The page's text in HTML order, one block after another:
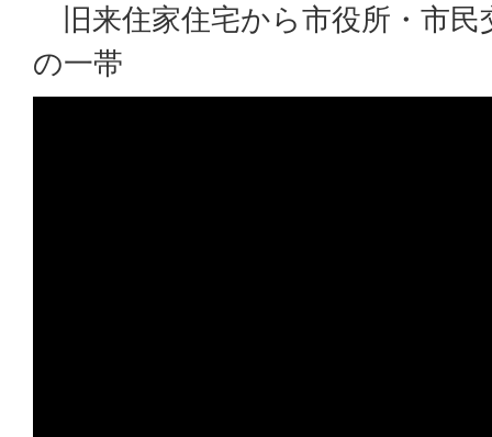
旧来住家住宅から市役所・市民
の一帯